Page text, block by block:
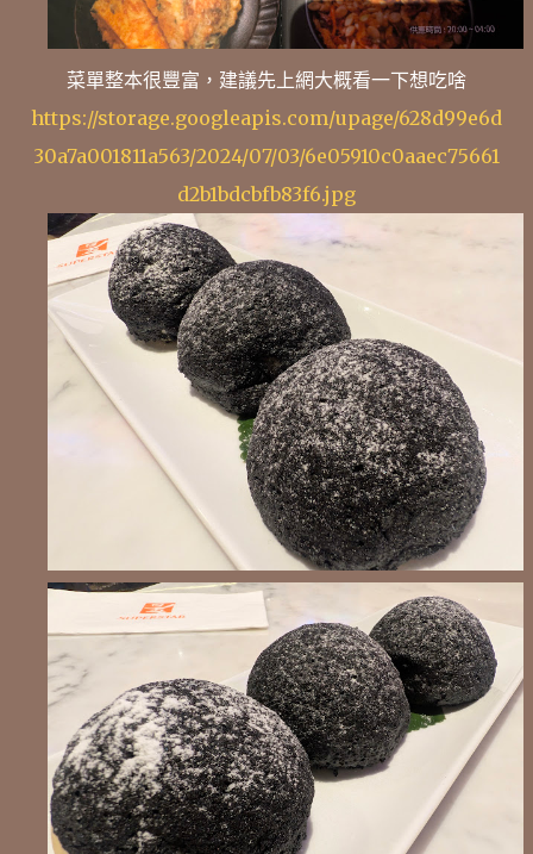
菜單整本很豐富，建議先上網大概看一下想吃啥
https://storage.googleapis.com/upage/628d99e6d
30a7a001811a563/2024/07/03/6e05910c0aaec75661
d2b1bdcbfb83f6.jpg